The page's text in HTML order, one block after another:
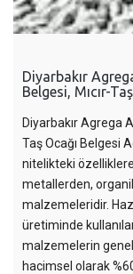
Diyarbakır
Belgesi, Mıcır-
Diyarbakır Agrega
Taş Ocağı Belgesi
nitelikteki
metallerden,
malzemeleridir.
üretiminde
malzemelerin genel
hacimsel olarak